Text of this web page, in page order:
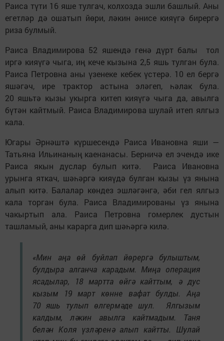
Раиса түти 16 яше тулгач, колхозда эшли башлый. Аны
егетләр дә ошатып йөри, ләкин әнисе кияүгә бирергә
риза булмый.
Раиса Владимирова 52 яшендә генә дүрт балы тол
иргә кияүгә чыга, иң кече кызына 2,5 яшь тулган була.
Раиса Петровна аны үзенеке кебек үстерә. 10 ел бергә
яшәгәч, ире трактор астына эләгеп, һәлак була.
20 яшьтә кызы укырга китеп кияүгә чыга да, авылга
бүтән кайтмый. Раиса Владимирова шулай итеп ялгыз
кала.
Югары Әрнәштә күршесендә Раиса Ивановна яши —
Татьяна Ильинаның каенанасы. Берничә ел эчендә ике
Раиса якын дуслар булып китә. Раиса Ивановна
урынга яткач, шәһәргә кияүдә булган кызы үз янына
алып китә. Балалар көндез эшләгәнгә, әби гел ялгыз
кала торган була. Раиса Владимированы үз янына
чакыртып ала. Раиса Петровна гомерлек дустын
ташламый, аны карарга дип шәһәргә килә.
«Мин аңа өй буйлап йөрергә булыштым,
булдыра алганча карадым. Миңа операция
ясадылар, 18 мартта өйгә кайттым, ә дус
кызым 19 март көнне вафат булды. Аңа
70 яшь тулып өлгермәде шул. Ялгызым
калдым, ләкин авылга кайтмадым. Таня
белән Коля үзләренә алып кайтты. Шулай